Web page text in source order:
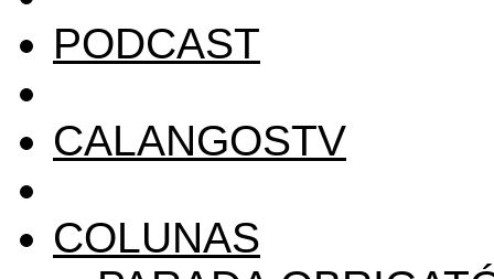
PODCAST
CALANGOSTV
COLUNAS